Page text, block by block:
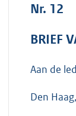
Nr. 12
BRIEF
Aan de
Den